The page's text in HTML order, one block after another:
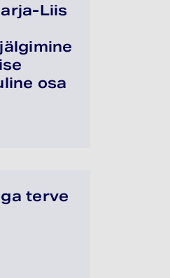
Liis
osa
terve